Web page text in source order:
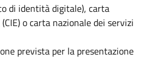
di identità digitale), carta
o carta nazionale dei servizi
prevista per la presentazione